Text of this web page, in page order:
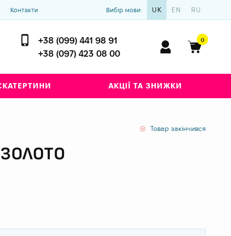
Контакти Вибір мови: UK EN RU
+38 (099) 441 98 91
+38 (097) 423 08 00
0
АКЦІЇ ТА ЗНИЖКИ
Товар закінчився